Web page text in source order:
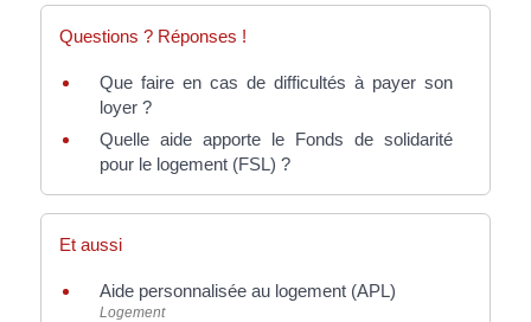
Questions ? Réponses !
Que faire en cas de difficultés à payer son
loyer ?
Quelle aide apporte le Fonds de solidarité
pour le logement (FSL) ?
Et aussi
Aide personnalisée au logement (APL)
Logement